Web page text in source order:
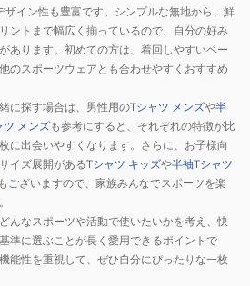
ザイン性も豊富です。シンプルな無地から、鮮
ントまで幅広く揃っているので、自分の好み
あります。初めての方は、着回しやすいベー
のスポーツウェアとも合わせやすくおすすめ
に探す場合は、男性用のTシャツ メンズや半
ツ メンズも参考にすると、それぞれの特徴が比
に出会いやすくなります。さらに、お子様向
イズ展開があるTシャツ キッズや半袖Tシャツ
もございますので、家族みんなでスポーツを楽
んなスポーツや活動で使いたいかを考え、快
準に選ぶことが長く愛用できるポイントで
能性を重視して、ぜひ自分にぴったりな一枚